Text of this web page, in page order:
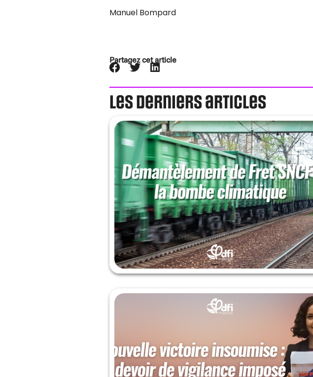
Manuel Bompard
Partagez cet article
Les derniers articles